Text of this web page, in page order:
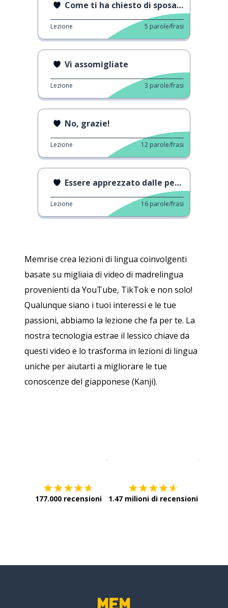
Memrise crea lezioni di lingua coinvolgenti
basate su migliaia di video di madrelingua
provenienti da YouTube, TikTok e non solo!
Qualunque siano i tuoi interessi e le tue
passioni, abbiamo la lezione che fa per te. La
nostra tecnologia estrae il lessico chiave da
questi video e lo trasforma in lezioni di lingua
uniche per aiutarti a migliorare le tue
conoscenze del giapponese (Kanji).
Come ti ha chiesto di sposarlo?
Lezione 5 parole/frasi
Vi assomigliate
Lezione 3 parole/frasi
No, grazie!
Lezione 12 parole/frasi
Essere apprezzato dalle persone più anziane
Lezione 16 parole/frasi
177.000 recensioni 1.47 milioni di recensioni